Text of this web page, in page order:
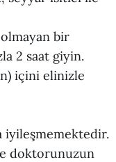
bir
2 saat giyin.
içini elinizle
iyileşmemektedir.
doktorunuzun